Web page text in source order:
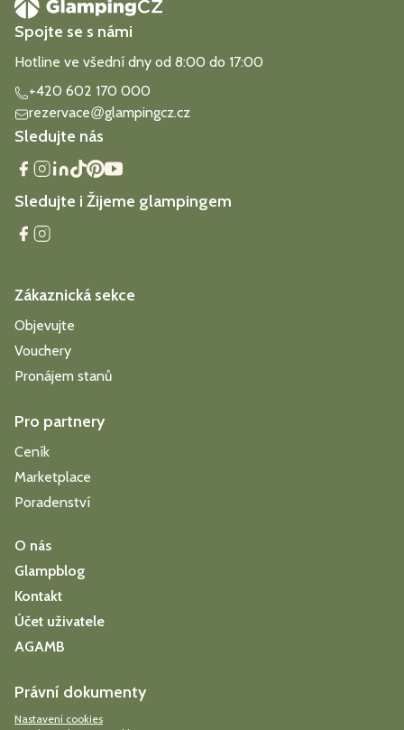
Spojte se s námi
Hotline ve všední dny od 8:00 do 17:00
+420 602 170 000
rezervace@glampingcz.cz
Sledujte nás
Sledujte i Žijeme glampingem
Zákaznická sekce
Objevujte
Vouchery
Pronájem stanů
Pro partnery
Ceník
Marketplace
Poradenství
O nás
Glampblog
Kontakt
Účet uživatele
AGAMB
Právní dokumenty
Nastavení cookies